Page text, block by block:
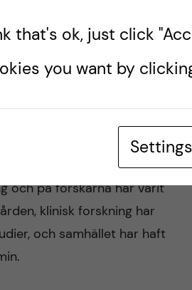
lärosätena autonomi
och universitet,
utbildning som forskning.
Linköping, Lund,
varit extra
och på forskarna har varit
klinisk forskning har
och samhället har haft
that's ok, just click
you want by
Settings